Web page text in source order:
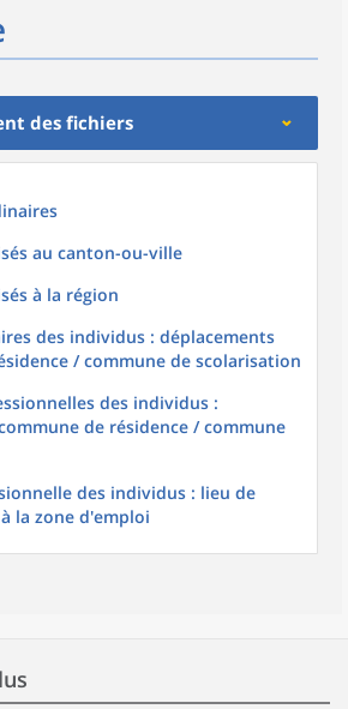
des fichiers
au canton-ou-ville
à la région
des individus : déplacements
/ commune de scolarisation
des individus :
de résidence / commune
des individus : lieu de
la zone d'emploi